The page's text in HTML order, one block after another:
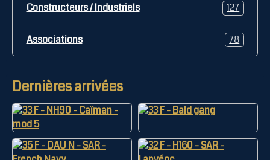
Constructeurs / Industriels 127
Associations 78
Dernières arrivées